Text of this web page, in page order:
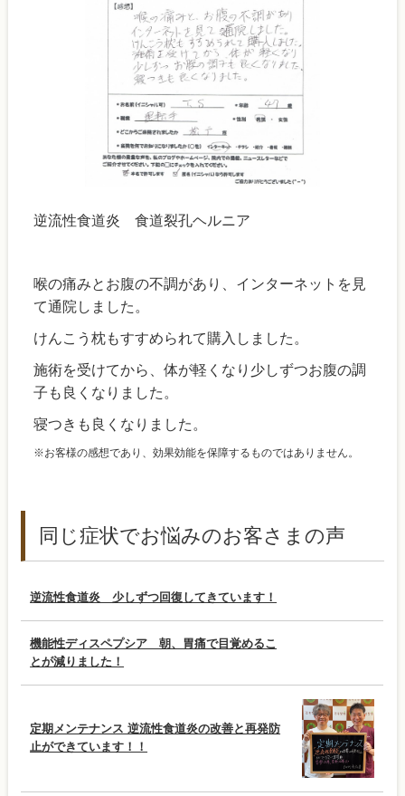
逆流性食道炎 食道裂孔ヘルニア
喉の痛みとお腹の不調があり、インターネットを見
て通院しました。
けんこう枕もすすめられて購入しました。
施術を受けてから、体が軽くなり少しずつお腹の調
子も良くなりました。
寝つきも良くなりました。
※お客様の感想であり、効果効能を保障するものではありません。
同じ症状でお悩みのお客さまの声
逆流性食道炎 少しずつ回復してきています！
機能性ディスペプシア 朝、胃痛で目覚めるこ
とが減りました！
定期メンテナンス 逆流性食道炎の改善と再発防
止ができています！！